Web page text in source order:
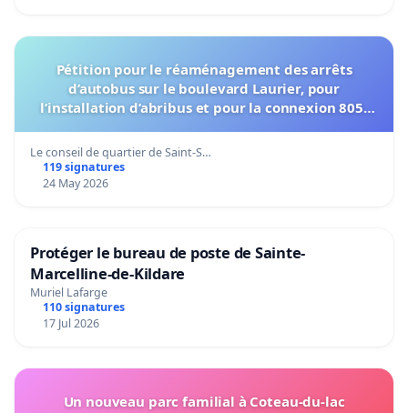
Pétition pour le réaménagement des arrêts
d’autobus sur le boulevard Laurier, pour
l’installation d’abribus et pour la connexion 805-
Le conseil de quartier de Saint-S…
119 signatures
24 May 2026
Protéger le bureau de poste de Sainte-
Marcelline-de-Kildare
Muriel Lafarge
110 signatures
17 Jul 2026
Un nouveau parc familial à Coteau-du-lac